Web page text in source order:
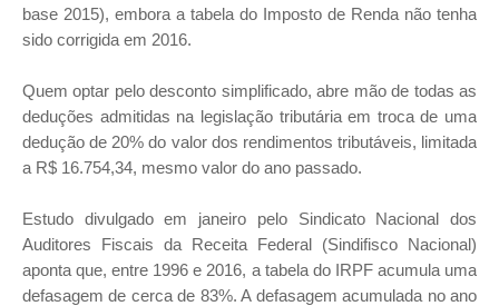
base 2015), embora a tabela do Imposto de Renda não tenha
sido corrigida em 2016.
Quem optar pelo desconto simplificado, abre mão de todas as
deduções admitidas na legislação tributária em troca de uma
dedução de 20% do valor dos rendimentos tributáveis, limitada
a R$ 16.754,34, mesmo valor do ano passado.
Estudo divulgado em janeiro pelo Sindicato Nacional dos
Auditores Fiscais da Receita Federal (Sindifisco Nacional)
aponta que, entre 1996 e 2016, a tabela do IRPF acumula uma
defasagem de cerca de 83%. A defasagem acumulada no ano